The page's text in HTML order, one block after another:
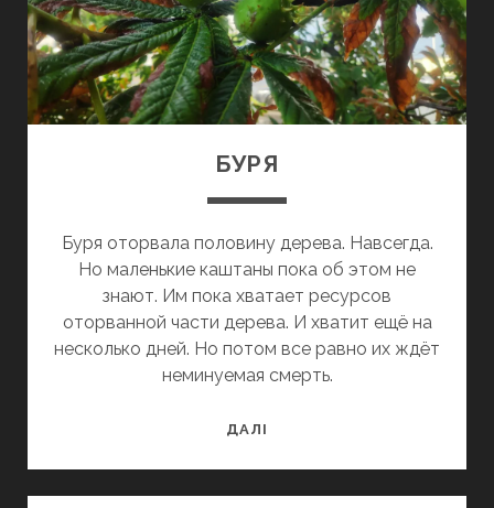
БУРЯ
Буря оторвала половину дерева. Навсегда.
Но маленькие каштаны пока об этом не
знают. Им пока хватает ресурсов
оторванной части дерева. И хватит ещё на
несколько дней. Но потом все равно их ждёт
неминуемая смерть.
ДАЛІ